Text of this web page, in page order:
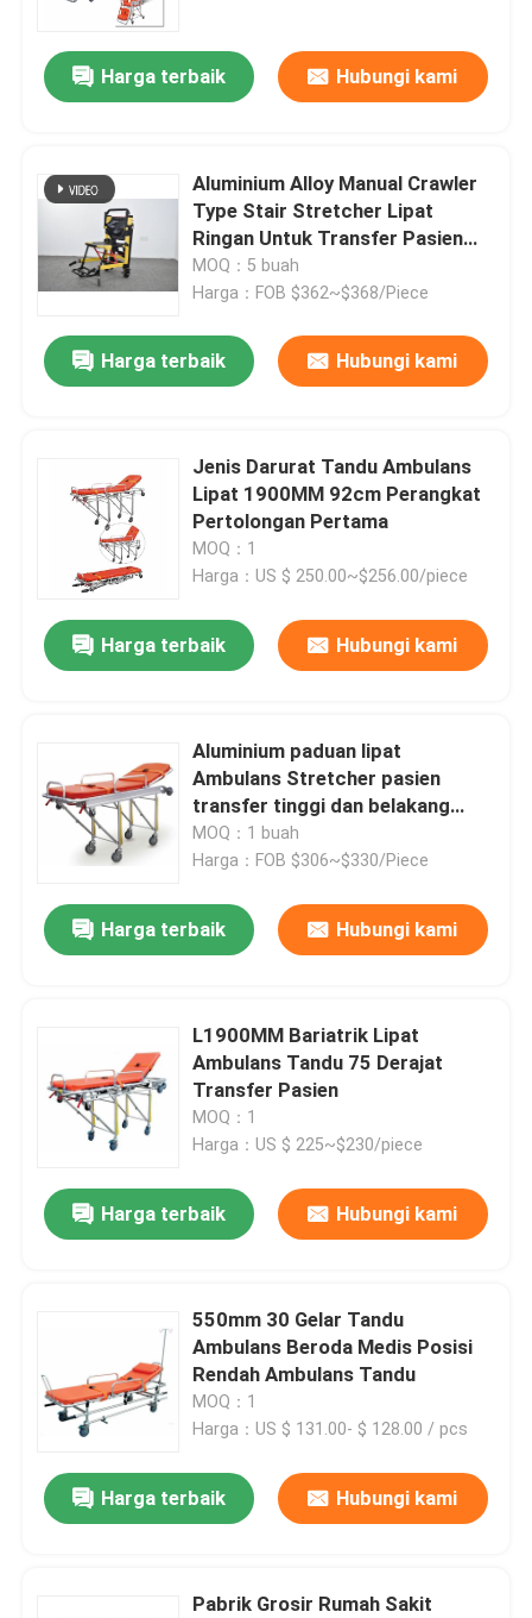
Harga terbaik Hubungi kami
Aluminium Alloy Manual Crawler
Type Stair Stretcher Lipat
Ringan Untuk Transfer Pasien
Rumah Sakit
MOQ：5 buah
Harga：FOB $362~$368/Piece
Harga terbaik Hubungi kami
Jenis Darurat Tandu Ambulans
Lipat 1900MM 92cm Perangkat
Pertolongan Pertama
MOQ：1
Harga：US $ 250.00~$256.00/piece
Harga terbaik Hubungi kami
Aluminium paduan lipat
Ambulans Stretcher pasien
transfer tinggi dan belakang
Bantuan penyelamatan
disesuaikan
MOQ：1 buah
Harga：FOB $306~$330/Piece
Harga terbaik Hubungi kami
L1900MM Bariatrik Lipat
Ambulans Tandu 75 Derajat
Transfer Pasien
MOQ：1
Harga：US $ 225~$230/piece
Harga terbaik Hubungi kami
550mm 30 Gelar Tandu
Ambulans Beroda Medis Posisi
Rendah Ambulans Tandu
MOQ：1
Harga：US $ 131.00- $ 128.00 / pcs
Harga terbaik Hubungi kami
Pabrik Grosir Rumah Sakit